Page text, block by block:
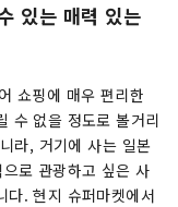
있는 매력 있는
쇼핑에 매우 편리한
수 없을 정도로 볼거리
라, 거기에 사는 일본
로 관광하고 싶은 사
다. 현지 슈퍼마켓에서